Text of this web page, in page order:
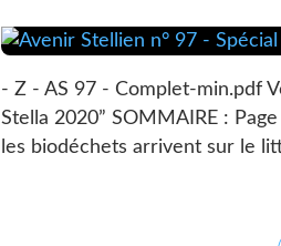
- Z - AS 97 - Complet-min.pdf
Stella 2020” SOMMAIRE :
les biodéchets arrivent sur le